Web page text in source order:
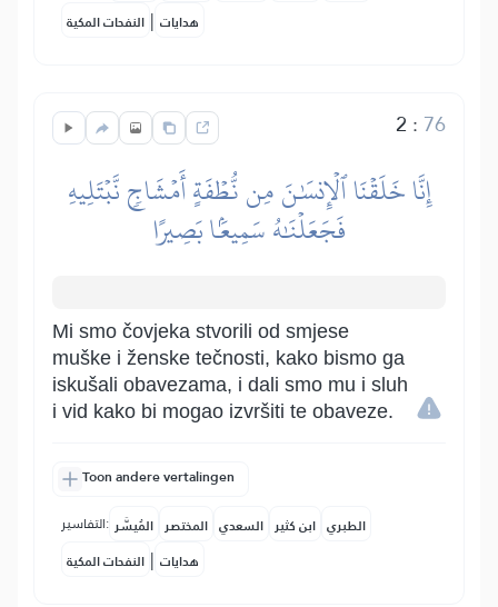
النفحات المكية | هدايات
2 : 76
إِنَّا خَلَقۡنَا ٱلۡإِنسَٰنَ مِن نُّطۡفَةٍ أَمۡشَاجٖ نَّبۡتَلِيهِ
فَجَعَلۡنَٰهُ سَمِيعَۢا بَصِيرًا
Mi smo čovjeka stvorili od smjese
muške i ženske tečnosti, kako bismo ga
iskušali obavezama, i dali smo mu i sluh
i vid kako bi mogao izvršiti te obaveze.
Toon andere vertalingen
التفاسير: المُيسَّر المختصر السعدي ابن كثير الطبري
النفحات المكية | هدايات